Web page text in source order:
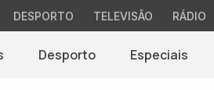
DESPORTO TELEVISÃO RÁDIO
Desporto Especiais